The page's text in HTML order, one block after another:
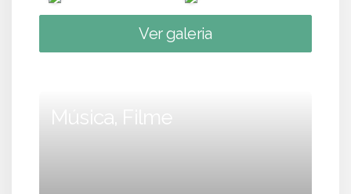
Ver galeria
Música, Filme